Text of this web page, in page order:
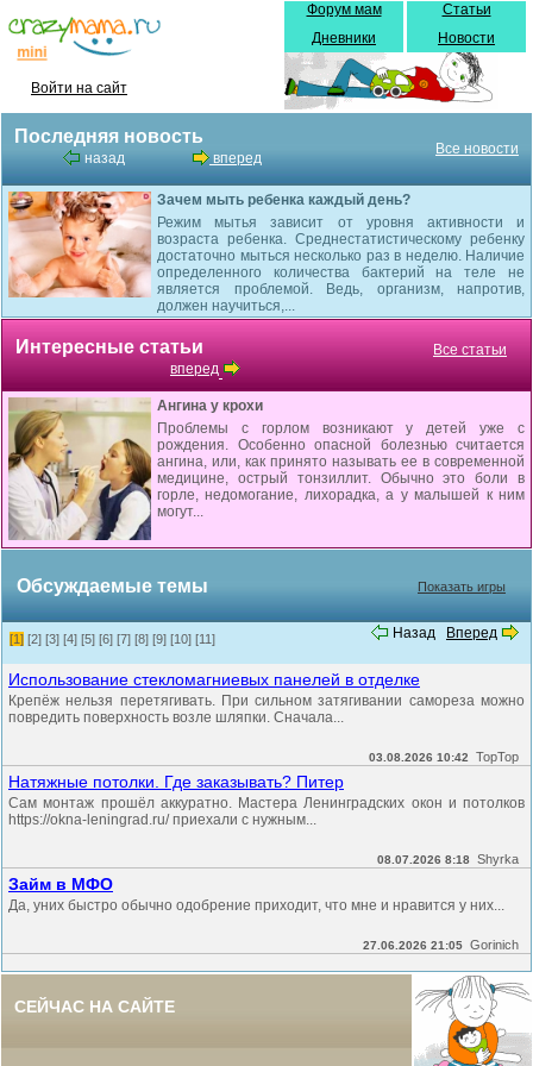
Войти на сайт
Форум мам
Дневники
Статьи
Новости
Последняя новость
назад вперед
Все новости
Зачем мыть ребенка каждый день?
Режим мытья зависит от уровня активности и
возраста ребенка. Среднестатистическому ребенку
достаточно мыться несколько раз в неделю. Наличие
определенного количества бактерий на теле не
является проблемой. Ведь, организм, напротив,
должен научиться,...
Интересные статьи
вперед
Все статьи
Ангина у крохи
Проблемы с горлом возникают у детей уже с
рождения. Особенно опасной болезнью считается
ангина, или, как принято называть ее в современной
медицине, острый тонзиллит. Обычно это боли в
горле, недомогание, лихорадка, а у малышей к ним
могут...
Обсуждаемые темы Показать игры
Назад Вперед
[1] [2] [3] [4] [5] [6] [7] [8] [9] [10] [11]
Использование стекломагниевых панелей в отделке
Крепёж нельзя перетягивать. При сильном затягивании самореза можно
повредить поверхность возле шляпки. Сначала...
03.08.2026 10:42 TopTop
Натяжные потолки. Где заказывать? Питер
Сам монтаж прошёл аккуратно. Мастера Ленинградских окон и потолков
https://okna-leningrad.ru/ приехали с нужным...
08.07.2026 8:18 Shyrka
Займ в МФО
Да, уних быстро обычно одобрение приходит, что мне и нравится у них...
27.06.2026 21:05 Gorinich
СЕЙЧАС НА САЙТЕ